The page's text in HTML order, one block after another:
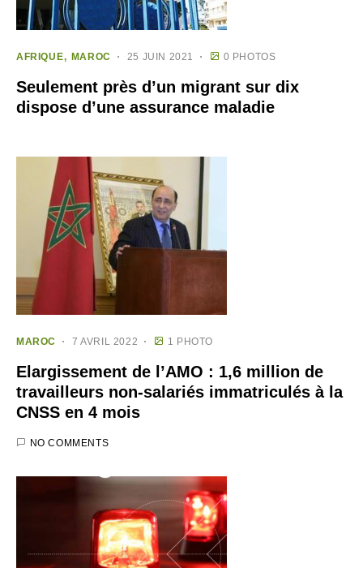
AFRIQUE MAROC 25 JUIN 2021 0 PHOTOS
Seulement près d’un migrant sur dix
dispose d’une assurance maladie
MAROC 7 AVRIL 2022 1 PHOTO
Elargissement de l’AMO : 1,6 million de
travailleurs non-salariés immatriculés à la
CNSS en 4 mois
NO COMMENTS